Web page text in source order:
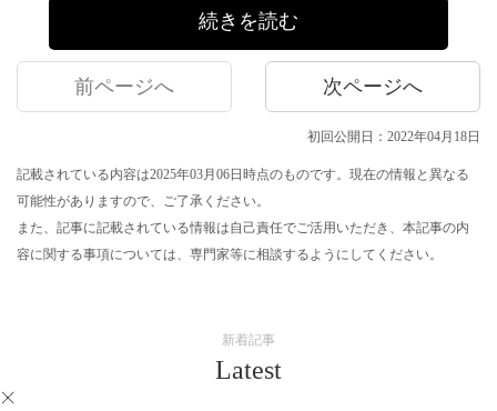
続きを読む
前ページへ 次ページへ
初回公開日：2022年04月18日
記載されている内容は2025年03月06日時点のものです。現在の情報と異なる
可能性がありますので、ご了承ください。
また、記事に記載されている情報は自己責任でご活用いただき、本記事の内
容に関する事項については、専門家等に相談するようにしてください。
新着記事
Latest